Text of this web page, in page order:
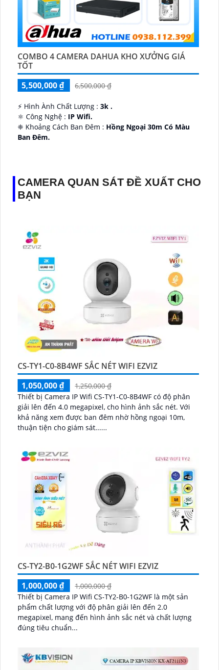
COMBO 4 CAMERA DAHUA KHO XƯỞNG GIÁ
TỐT
5,500,000 ₫
6,500,000 ₫
️⚡ Hình Ành Chất Lượng : 3k .
⚛️ Công Nghệ : IP Wifi.
❈ Khoảng Cách Ban Đêm : Hồng Ngoại 30m Có Màu
Ban Ðêm.
CAMERA QUAN SÁT ĐỀ XUẤT CHO
BẠN
CS-TY1-C0-8B4WF SẮC NÉT WIFI EZVIZ
1,050,000 ₫
1,250,000 ₫
Thiết bị Camera IP Wifi CS-TY1-C0-8B4WF có độ phân
giải lên đến 4.0 megapixel, cho hình ảnh sắc nét. Với
khả năng xem được ban đêm nhờ hồng ngoại 10m,
thuận tiện cho giám sát......
CS-TY2-B0-1G2WF SẮC NÉT WIFI EZVIZ
1,000,000 ₫
1,000,000 ₫
Thiết bị Camera IP Wifi CS-TY2-B0-1G2WF là một sản
phẩm chất lượng với độ phân giải lên đến 2.0
megapixel, mang đến hình ảnh sắc nét và chất lượng
đúng tiêu chuẩn...